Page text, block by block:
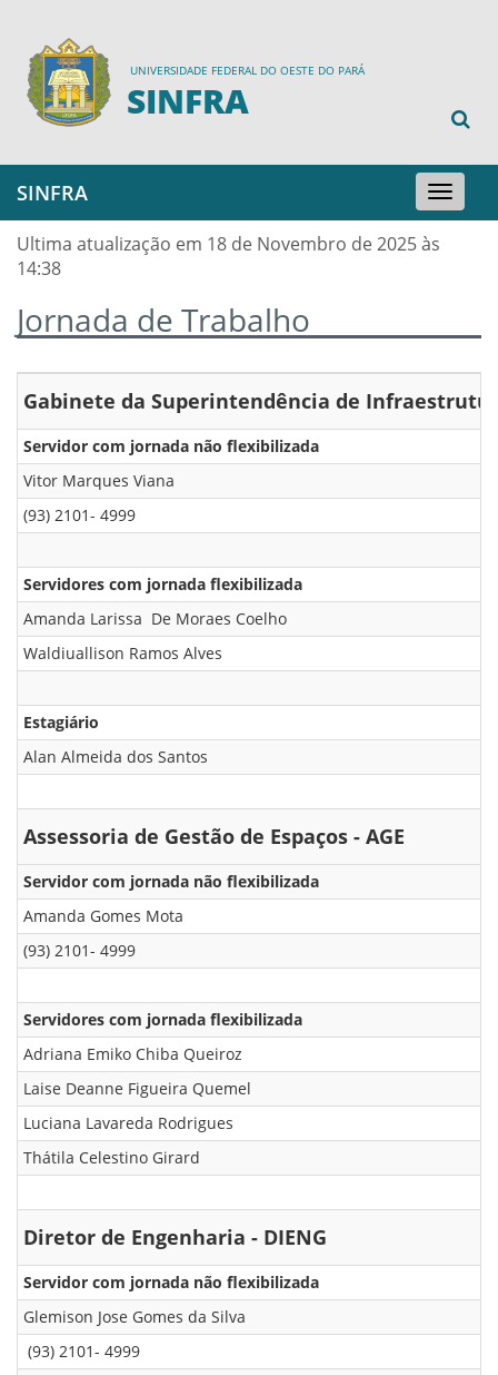
UNIVERSIDADE FEDERAL DO OESTE DO PARÁ
SINFRA
Toggle
navigation
SINFRA
Ultima atualização em 18 de Novembro de 2025 às
14:38
Jornada de Trabalho
Gabinete da Superintendência de
Servidor com jornada não flexibilizada
Vitor Marques Viana
(93) 2101- 4999
Servidores com jornada flexibilizada
Amanda Larissa De Moraes Coelho
Waldiuallison Ramos Alves
Estagiário
Alan Almeida dos Santos
Assessoria de Gestão de Espaços - AGE
Servidor com jornada não flexibilizada
Amanda Gomes Mota
(93) 2101- 4999
Servidores com jornada flexibilizada
Adriana Emiko Chiba Queiroz
Laise Deanne Figueira Quemel
Luciana Lavareda Rodrigues
Thátila Celestino Girard
Diretor de Engenharia - DIENG
Servidor com jornada não flexibilizada
Glemison Jose Gomes da Silva
(93) 2101- 4999